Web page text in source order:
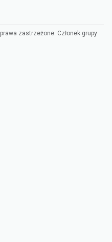
zastrzeżone. Członek grupy